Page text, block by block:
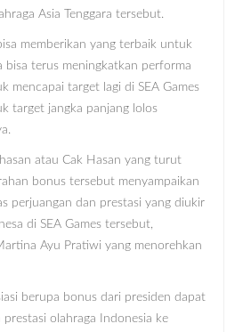
Asia Tenggara tersebut.
memberikan yang terbaik untuk
bisa terus meningkatkan performa
mencapai target lagi di SEA Games
target jangka panjang lolos
atau Cak Hasan yang turut
bonus tersebut menyampaikan
perjuangan dan prestasi yang diukir
di SEA Games tersebut,
Ayu Pratiwi yang menorehkan
berupa bonus dari presiden dapat
prestasi olahraga Indonesia ke